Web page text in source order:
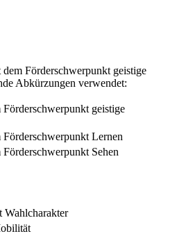
Förderschwerpunkt geistige
Abkürzungen verwendet:
Förderschwerpunkt geistige
Förderschwerpunkt Lernen
Sehen
Wahlcharakter